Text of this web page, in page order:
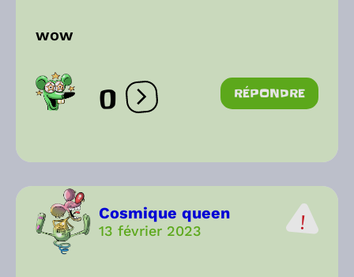
wow
0 Ouvrir les réactions
RÉPONDRE
Cosmique queen
13 février 2023